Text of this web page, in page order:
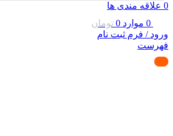
0 علاقه مندی ها
0 موارد 0 تومان
ورود / فرم ثبت نام
فهرست